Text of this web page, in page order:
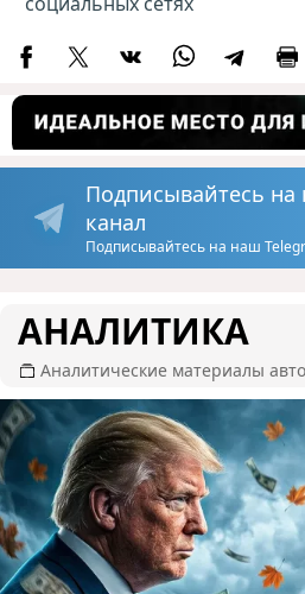
Подписывайтесь на
канал
Подписывайтесь на наш
АНАЛИТИКА
Аналитические материалы